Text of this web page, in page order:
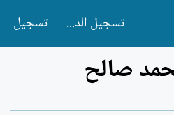
تسجيل الدخول تسجيل
صالح